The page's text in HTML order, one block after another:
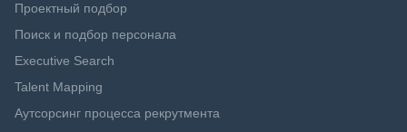
Проектный подбор
Поиск и подбор персонала
Executive Search
Talent Mapping
Аутсорсинг процесса рекрутмента